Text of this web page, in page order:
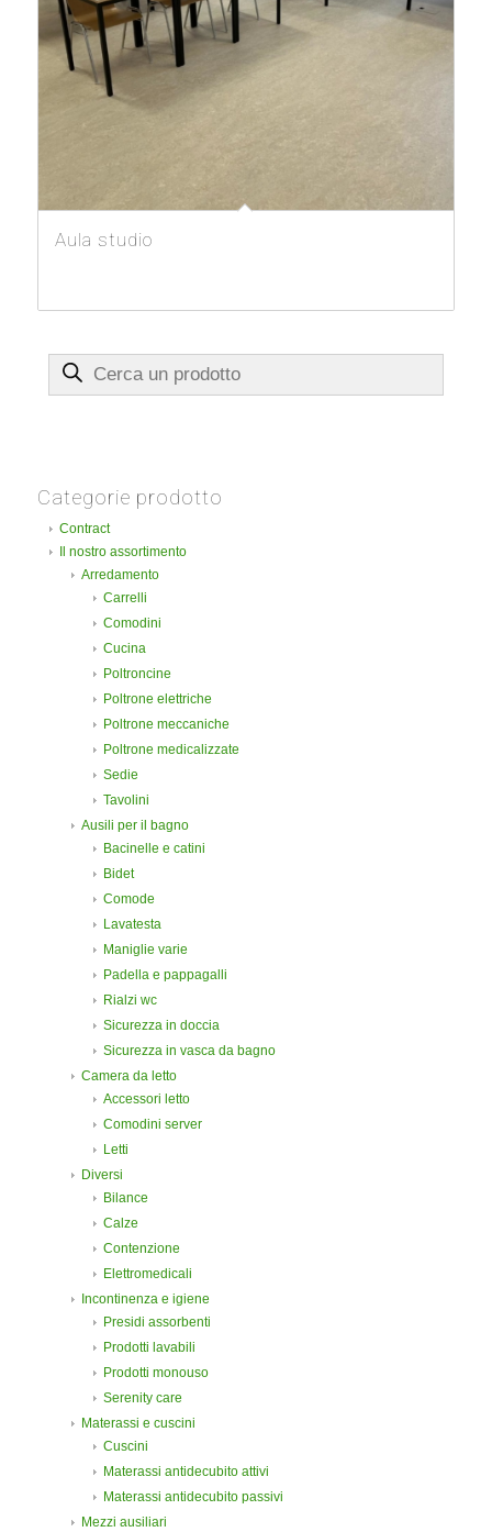
Aula studio
Cerca un prodotto
Categorie prodotto
Contract
Il nostro assortimento
Arredamento
Carrelli
Comodini
Cucina
Poltroncine
Poltrone elettriche
Poltrone meccaniche
Poltrone medicalizzate
Sedie
Tavolini
Ausili per il bagno
Bacinelle e catini
Bidet
Comode
Lavatesta
Maniglie varie
Padella e pappagalli
Rialzi wc
Sicurezza in doccia
Sicurezza in vasca da bagno
Camera da letto
Accessori letto
Comodini server
Letti
Diversi
Bilance
Calze
Contenzione
Elettromedicali
Incontinenza e igiene
Presidi assorbenti
Prodotti lavabili
Prodotti monouso
Serenity care
Materassi e cuscini
Cuscini
Materassi antidecubito attivi
Materassi antidecubito passivi
Mezzi ausiliari